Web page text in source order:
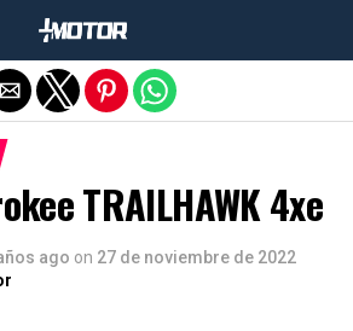
TRAILHAWK 4xe
ago on 27 de noviembre de 2022
de la versión móvil